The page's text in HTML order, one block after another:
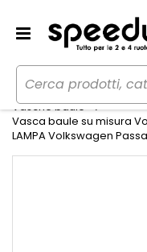
Home Auto
Vasche baule
Vasca baule su misura
LAMPA Volkswagen